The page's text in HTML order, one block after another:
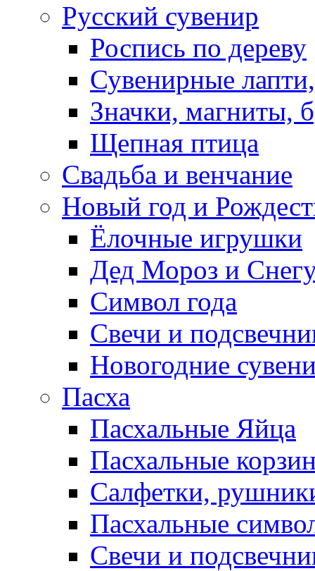
Русский сувенир
Роспись по дереву
Сувенирные
Значки, магниты,
Щепная птица
Свадьба и венчание
Новый год и
Ёлочные игрушки
Дед Мороз и
Символ года
Свечи и
Новогодние
Пасха
Пасхальные Яйца
Пасхальные
Салфетки,
Пасхальные
Свечи и